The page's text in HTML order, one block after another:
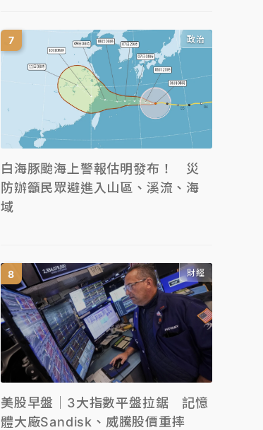
政治
白海豚颱海上警報估明發布！ 災
防辦籲民眾避進入山區、溪流、海
域
財經
美股早盤｜3大指數平盤拉鋸 記憶
體大廠Sandisk、威騰股價重摔